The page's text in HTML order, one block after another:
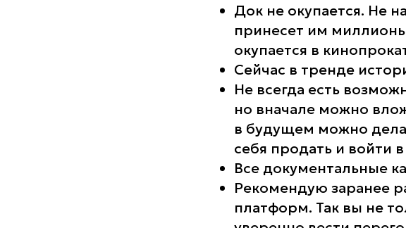
Док не окупается. Не
принесет им
окупается в
Сейчас в тренде
Не всегда есть
но вначале можно
в будущем можно
себя продать и войти
Все документальные
Рекомендую заранее
платформ. Так вы не